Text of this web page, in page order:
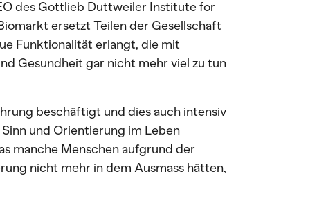
des Gottlieb Duttweiler Institute for
ersetzt Teilen der Gesellschaft
Funktionalität erlangt, die mit
Gesundheit gar nicht mehr viel zu tun
beschäftigt und dies auch intensiv
Sinn und Orientierung im Leben
manche Menschen aufgrund der
nicht mehr in dem Ausmass hätten,